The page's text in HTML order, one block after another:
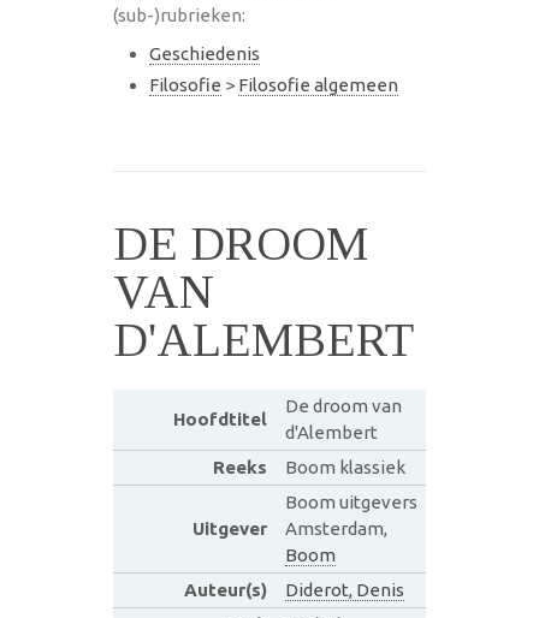
(sub-)rubrieken:
Geschiedenis
Filosofie > Filosofie algemeen
DE DROOM
VAN
D'ALEMBERT
Hoofdtitel
De droom van
d'Alembert
Reeks
Boom klassiek
Uitgever
Boom uitgevers
Amsterdam,
Boom
Auteur(s)
Diderot, Denis